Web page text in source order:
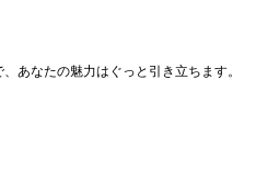
あなたの魅力はぐっと引き立ちます。